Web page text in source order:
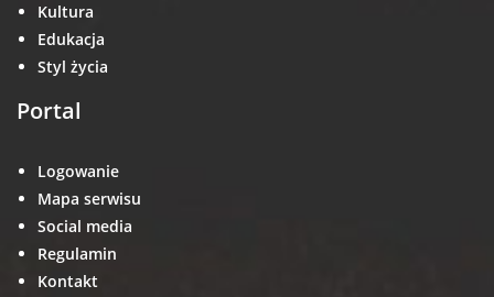
Kultura
Edukacja
Styl życia
Portal
Logowanie
Mapa serwisu
Social media
Regulamin
Kontakt